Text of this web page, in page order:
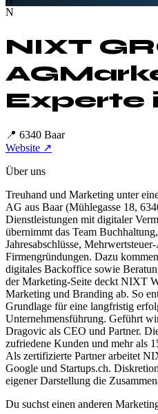
N
NIXT
AG
Experte
📍 6340 Baar
Website ↗
Über uns
Treuhand und Marketing unter
AG aus Baar (Mühlegasse 18,
Dienstleistungen mit digitaler
übernimmt das Team
Jahresabschlüsse,
Firmengründungen. Dazu
digitales Backoffice sowie
der Marketing-Seite deckt NIXT
Marketing und Branding ab. So
Grundlage für eine langfristig
Unternehmensführung. Geführt
Dragovic als CEO und Partner.
zufriedene Kunden und mehr als
Als zertifizierte Partner arbeitet
Google und Startups.ch.
eigener Darstellung die
Du suchst einen anderen